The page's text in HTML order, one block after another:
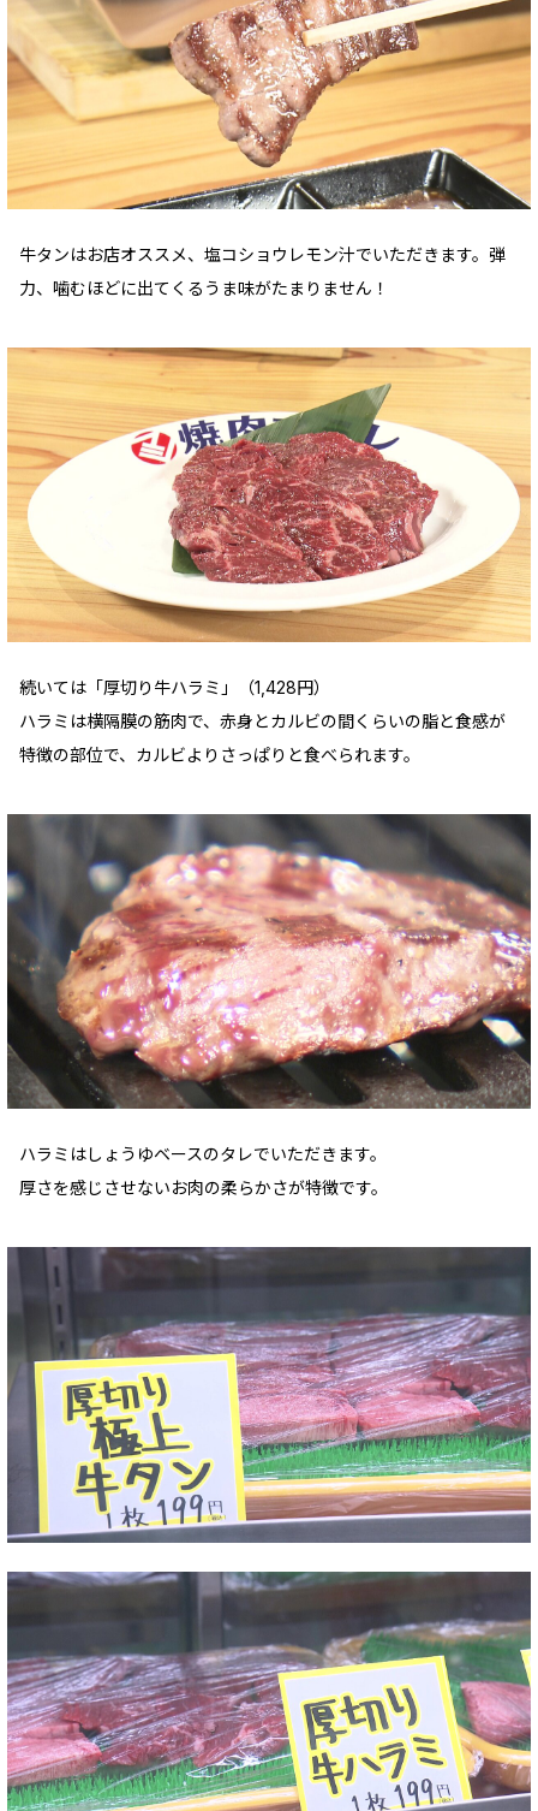
牛タンはお店オススメ、塩コショウレモン汁でいただきます。弾
力、噛むほどに出てくるうま味がたまりません！
続いては「厚切り牛ハラミ」（1,428円）
ハラミは横隔膜の筋肉で、赤身とカルビの間くらいの脂と食感が
特徴の部位で、カルビよりさっぱりと食べられます。
ハラミはしょうゆベースのタレでいただきます。
厚さを感じさせないお肉の柔らかさが特徴です。